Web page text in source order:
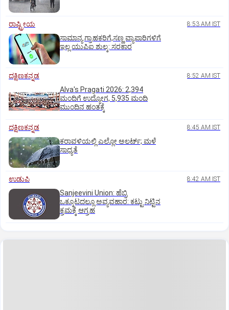
ರಾಷ್ಟ್ರೀಯ 8:53 AM IST
ಸಾಮಾನ್ಯ ಗ್ರಾಹಕರಿಗೆ,ಸಣ್ಣ ವ್ಯಾಪಾರಿಗಳಿಗೆ
ಇಲ್ಲ ಯುಪಿಐ ಶುಲ್ಕ: ಸರಕಾರ
ದಕ್ಷಿಣಕನ್ನಡ 8:52 AM IST
Alva's Pragati 2026: 2,394
ಮಂದಿಗೆ ಉದ್ಯೋಗ, 5,935 ಮಂದಿ
ಮುಂದಿನ ಹಂತಕ್ಕೆ
ದಕ್ಷಿಣಕನ್ನಡ 8:45 AM IST
ಕರಾವಳಿಯಲ್ಲಿ ಎಲ್ಲೋ ಅಲರ್ಟ್‌; ಮಳೆ
ಸಾಧ್ಯತೆ
ಉಡುಪಿ 8:42 AM IST
Sanjeevini Union: ಹೆಬ್ರಿ
ಒಕ್ಕೂಟದಲ್ಲೂ ಅವ್ಯವಹಾರ: ಕಟ್ಟು ನಿಟ್ಟಿನ
ಕ್ರಮಕ್ಕೆ ಆಗ್ರಹ